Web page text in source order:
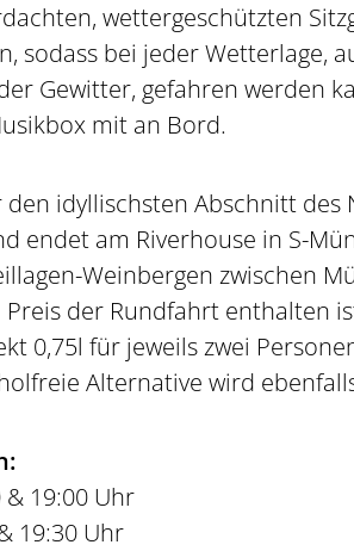
wettergeschützten
sodass bei jeder Wetterlage,
Gewitter, gefahren werden
mit an Bord.
idyllischsten Abschnitt des
endet am Riverhouse in S-
Weinbergen zwischen
Preis der Rundfahrt enthalten
0,75l für jeweils zwei
Alternative wird
19:00 Uhr
19:30 Uhr